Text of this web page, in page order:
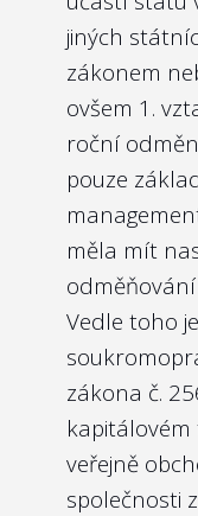
jiných
zákonem
ovšem 1.
roční
pouze
měla mít
Vedle toho
zákona č.
veřejně
společnosti